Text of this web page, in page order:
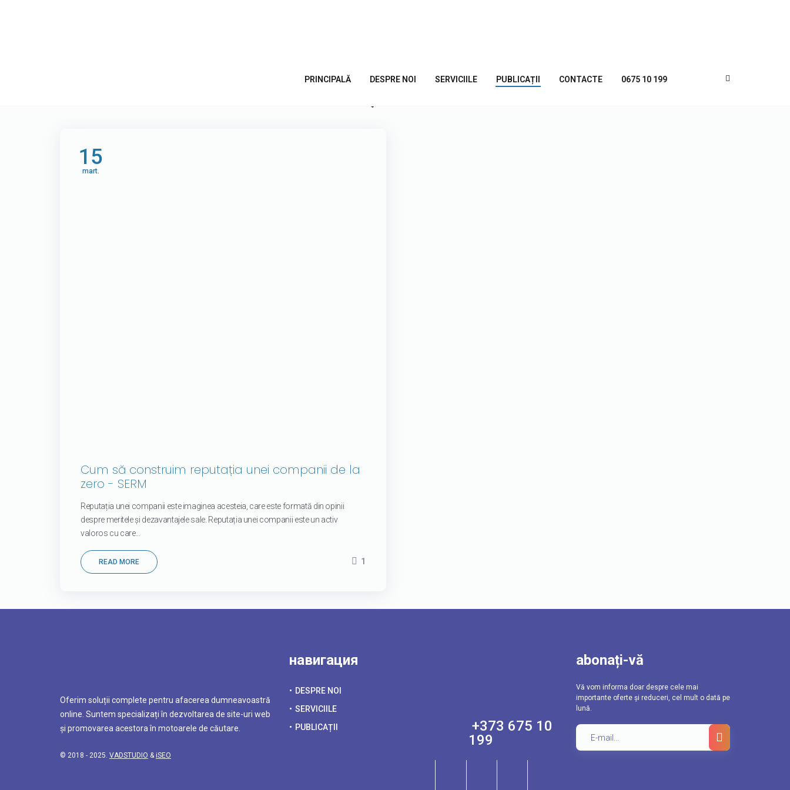
PRINCIPALĂ DESPRE NOI SERVICIILE PUBLICAȚII CONTACTE 0675 10 199
lucru cu reputația
15
mart.
Cum să construim reputația unei companii de la
zero - SERM
Reputația unei companii este imaginea acesteia, care este formată din opinii
despre meritele și dezavantajele sale. Reputația unei companii este un activ
valoros cu care...
READ MORE 1
Oferim soluții complete pentru afacerea dumneavoastră
online. Suntem specializați în dezvoltarea de site-uri web
și promovarea acestora în motoarele de căutare.
© 2018 - 2025. VADSTUDIO & iSEO
навигация
DESPRE NOI
SERVICIILE
PUBLICAȚII
+373 675 10
199
abonați-vă
Vă vom informa doar despre cele mai
importante oferte și reduceri, cel mult o dată pe
lună.